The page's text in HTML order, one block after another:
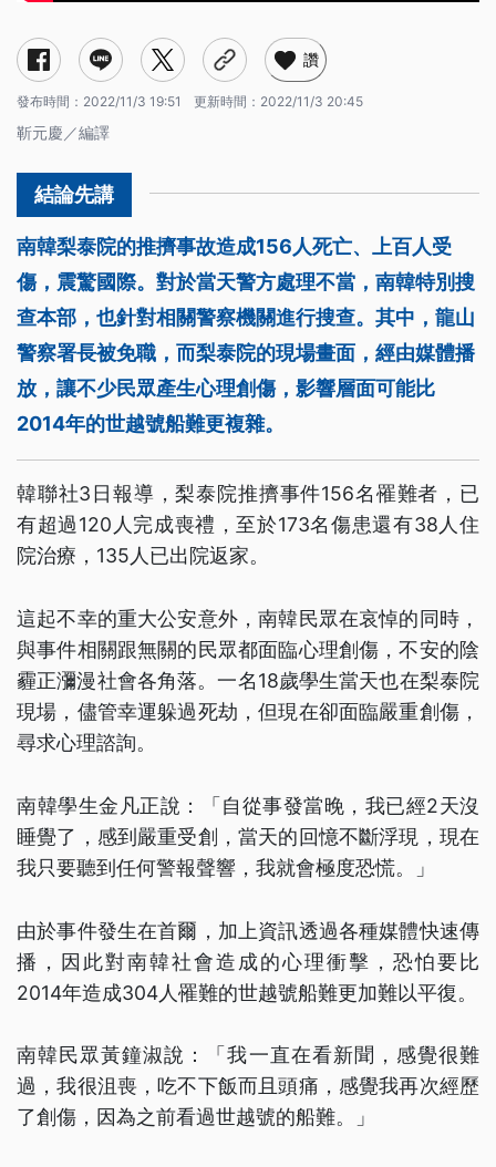
讚
發布時間： 2022/11/3 19:51 更新時間： 2022/11/3 20:45
靳元慶／編譯
南韓梨泰院的推擠事故造成156人死亡、上百人受
傷，震驚國際。對於當天警方處理不當，南韓特別搜
查本部，也針對相關警察機關進行搜查。其中，龍山
警察署長被免職，而梨泰院的現場畫面，經由媒體播
放，讓不少民眾產生心理創傷，影響層面可能比
2014年的世越號船難更複雜。
韓聯社3日報導，梨泰院推擠事件156名罹難者，已
有超過120人完成喪禮，至於173名傷患還有38人住
院治療，135人已出院返家。
這起不幸的重大公安意外，南韓民眾在哀悼的同時，
與事件相關跟無關的民眾都面臨心理創傷，不安的陰
霾正瀰漫社會各角落。一名18歲學生當天也在梨泰院
現場，儘管幸運躲過死劫，但現在卻面臨嚴重創傷，
尋求心理諮詢。
南韓學生金凡正說：「自從事發當晚，我已經2天沒
睡覺了，感到嚴重受創，當天的回憶不斷浮現，現在
我只要聽到任何警報聲響，我就會極度恐慌。」
由於事件發生在首爾，加上資訊透過各種媒體快速傳
播，因此對南韓社會造成的心理衝擊，恐怕要比
2014年造成304人罹難的世越號船難更加難以平復。
南韓民眾黃鐘淑說：「我一直在看新聞，感覺很難
過，我很沮喪，吃不下飯而且頭痛，感覺我再次經歷
了創傷，因為之前看過世越號的船難。」